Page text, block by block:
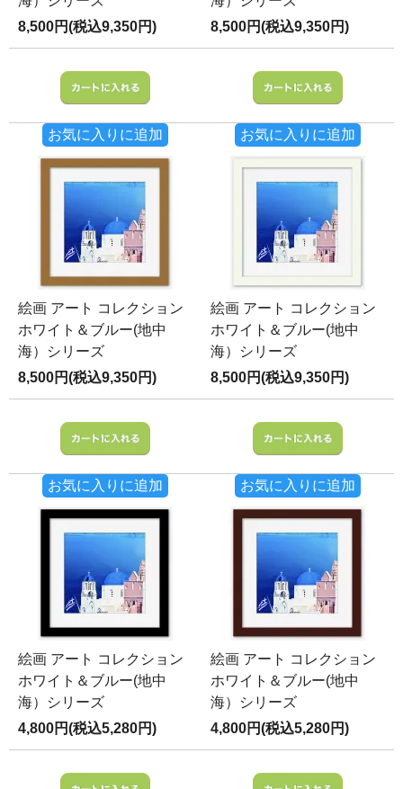
8,500円(税込9,350円)
お気に入りに追加
8,500円(税込9,350円)
お気に入りに追加
絵画 アート コレクション
ホワイト＆ブルー(地中
海）シリーズ
8,500円(税込9,350円)
お気に入りに追加
絵画 アート コレクション
ホワイト＆ブルー(地中
海）シリーズ
8,500円(税込9,350円)
お気に入りに追加
絵画 アート コレクション
ホワイト＆ブルー(地中
海）シリーズ
4,800円(税込5,280円)
絵画 アート コレクション
ホワイト＆ブルー(地中
海）シリーズ
4,800円(税込5,280円)